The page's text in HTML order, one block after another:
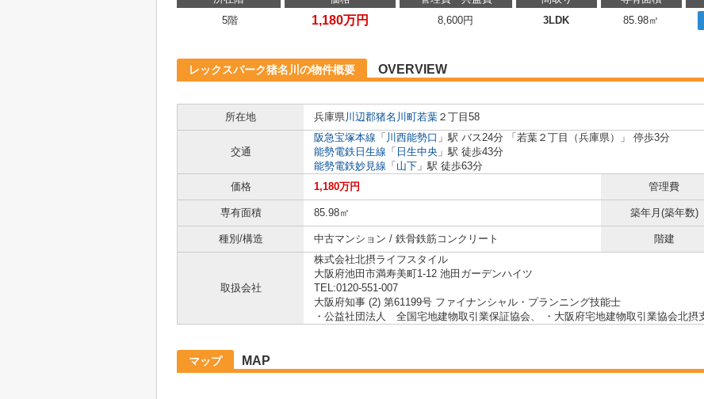
5階
1,180万円 8,600円 3LDK 85.98㎡
レックスパーク猪名川の物件概要 OVERVIEW
所在地
兵庫県川辺郡猪名川町若葉 ２丁目58
交通
阪急宝塚本線 「 川西能勢口 」駅 バス24分 「若葉２丁目（兵庫県）」 停歩3分
能勢電鉄日生線 「 日生中央 」駅 徒歩43分
能勢電鉄妙見線 「 山下 」駅 徒歩63分
価格
1,180万円 管理費
専有面積 85.98㎡ 築年月(築年数)
種別/構造 中古マンション / 鉄骨鉄筋コンクリート 階建
取扱会社
株式会社北摂ライフスタイル
大阪府池田市満寿美町1-12 池田ガーデンハイツ
TEL:0120-551-007
大阪府知事 (2) 第61199号 ファイナンシャル・プランニング技能士
・公益社団法人 全国宅地建物取引業保証協会、 ・大阪府宅地建物取引業協会北摂
マップ MAP